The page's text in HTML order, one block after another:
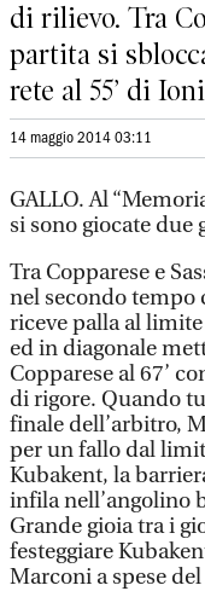
di rilievo. Tra
partita si
rete al 55’ di
14 maggio 2014 03:11
GALLO. Al
si sono giocate due
Tra Copparese e
nel secondo tempo
riceve palla al limite
ed in diagonale
Copparese al 67’
di rigore. Quando
finale dell’arbitro,
per un fallo dal
Kubakent, la
infila nell’angolino
Grande gioia tra i
festeggiare
Marconi a spese